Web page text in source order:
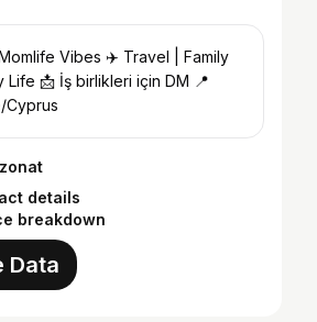
Vibes ✈️ Travel | Family
Life 📩 İş birlikleri için DM 📍
Cyprus
details
breakdown
Data